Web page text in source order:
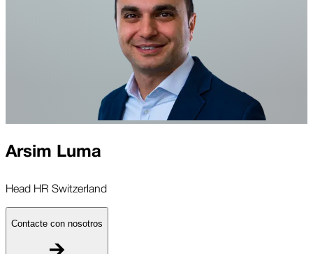
Arsim Luma
Head HR Switzerland
Contacte con nosotros